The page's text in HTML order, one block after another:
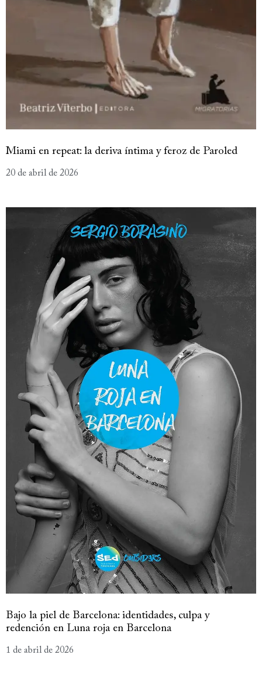
Miami en repeat: la deriva íntima y feroz de Paroled
20 de abril de 2026
Bajo la piel de Barcelona: identidades, culpa y
redención en Luna roja en Barcelona
1 de abril de 2026